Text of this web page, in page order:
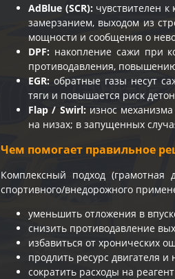
AdBlue (SCR): чувствителен
замерзанием, выходом из
мощности и сообщения о
DPF: накопление сажи при
противодавления,
EGR: обратные газы несут
тяги и повышается риск
Flap / Swirl:износ механизма
на низах; в запущенных
Чем помогает правильное
Комплексный подход
спортивного/внедорожного
уменьшить отложения в
снизить противодавление
избавиться от хронических
продлить ресурс двигателя
сократить расходы на